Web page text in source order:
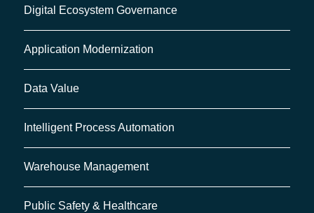
monitoraggio.IA generativa
marketing, comunicazione,
customer service, formazione,
sviluppo prodotto.Approccio
ibrido
manufacturing 4.0, assistenza
tecnica automatizzata.
Digital Ecosystem Governance
Application Modernization
Data Value
Intelligent Process Automation
Warehouse Management
Public Safety & Healthcare